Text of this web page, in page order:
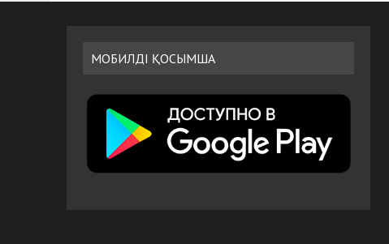
МОБИЛДІ ҚОСЫМША